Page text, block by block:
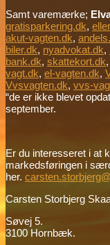
Samt varemærke;
gratisparkering.dk,
akut-vagten.dk,
biler.dk, nyadvokat.dk,
bank.dk, skattekort.dk,
vagt.dk, el-vagten.dk,
Vvsvagten.dk, vvs-
“de er ikke blevet
september.
Er du interesseret i at
markedsføringen i
her.
Carsten Storbjerg
Søvej 5.
3100 Hornbæk.